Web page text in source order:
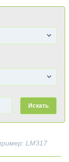
Искать
LM317